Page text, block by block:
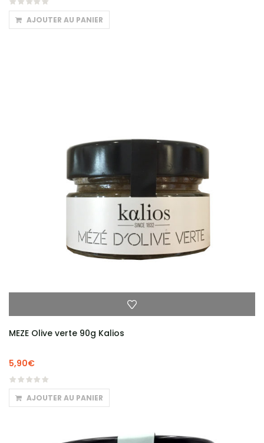
AJOUTER AU PANIER
MEZE Olive verte 90g Kalios
5,90€
AJOUTER AU PANIER